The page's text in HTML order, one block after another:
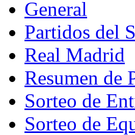
General
Partidos del
Real Madrid
Resumen de
Sorteo de
Sorteo de